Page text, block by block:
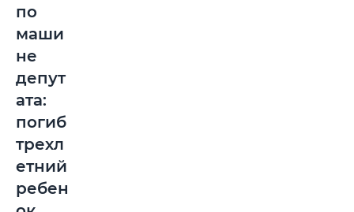
по
маши
не
депут
ата:
погиб
трехл
етний
ребен